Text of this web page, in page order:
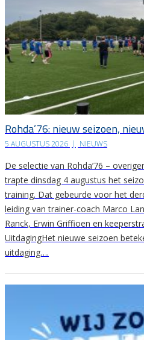
Rohda’76: nieuw seizoen,
5 AUGUSTUS 2026 | NIEUWS
De selectie van Rohda’76 –
trapte dinsdag 4 augustus het
training. Dat gebeurde voor het
leiding van trainer-coach Marco
Ranck, Erwin Griffioen en
UitdagingHet nieuwe seizoen
uitdaging….